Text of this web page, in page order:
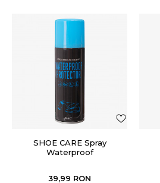
SHOE CARE Spray
Waterproof
39,99 RON